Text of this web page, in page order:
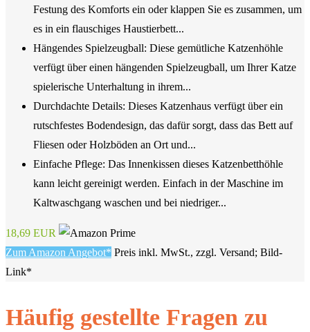
Festung des Komforts ein oder klappen Sie es zusammen, um
es in ein flauschiges Haustierbett...
Hängendes Spielzeugball: Diese gemütliche Katzenhöhle
verfügt über einen hängenden Spielzeugball, um Ihrer Katze
spielerische Unterhaltung in ihrem...
Durchdachte Details: Dieses Katzenhaus verfügt über ein
rutschfestes Bodendesign, das dafür sorgt, dass das Bett auf
Fliesen oder Holzböden an Ort und...
Einfache Pflege: Das Innenkissen dieses Katzenbetthöhle
kann leicht gereinigt werden. Einfach in der Maschine im
Kaltwaschgang waschen und bei niedriger...
18,69 EUR
Zum Amazon Angebot* Preis inkl. MwSt., zzgl. Versand; Bild-
Link*
Häufig gestellte Fragen zu